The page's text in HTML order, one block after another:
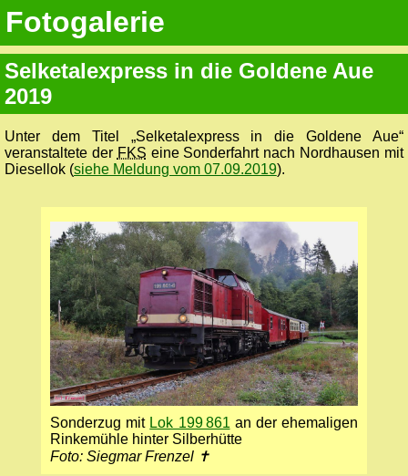
Fotogalerie
Selketalexpress in die Goldene Aue
2019
Unter dem Titel „Selketalexpress in die Goldene Aue“
veranstaltete der FKS eine Sonderfahrt nach Nordhausen mit
Diesellok (siehe Meldung vom 07.09.2019).
Sonderzug mit Lok 199 861 an der ehemaligen
Rinkemühle hinter Silberhütte
Foto: Siegmar Frenzel ✝